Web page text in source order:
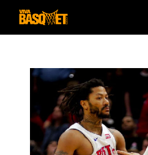
Saltar